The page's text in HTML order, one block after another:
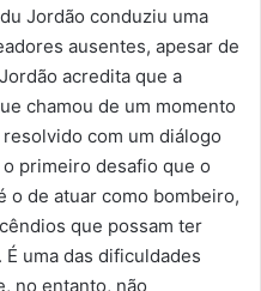
Jordão conduziu uma
ausentes, apesar de
acredita que a
chamou de um momento
com um diálogo
primeiro desafio que o
o de atuar como bombeiro,
que possam ter
uma das dificuldades
no entanto, não